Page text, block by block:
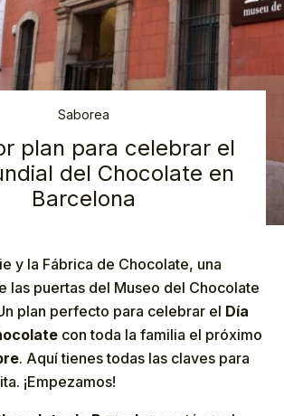
Saborea
plan para celebrar el
del Chocolate en
Barcelona
y la Fábrica de Chocolate, una
las puertas del Museo del Chocolate
plan perfecto para celebrar el Día
con toda la familia el próximo
. Aquí tienes todas las claves para
¡Empezamos!